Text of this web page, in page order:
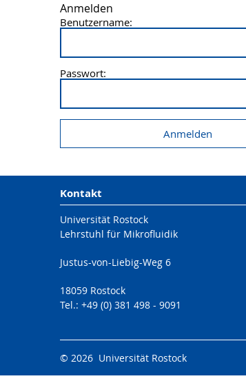
Anmelden
Benutzername:
Passwort:
Kontakt
Universität Rostock
Lehrstuhl für Mikrofluidik
Justus-von-Liebig-Weg 6
18059 Rostock
Tel.: +49 (0) 381 498 - 9091
© 2026 Universität Rostock